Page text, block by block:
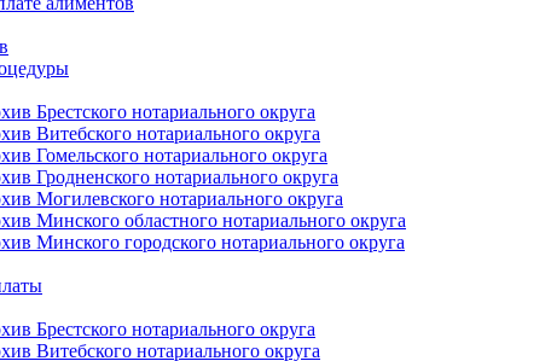
Брестского нотариального округа
Витебского нотариального округа
Гомельского нотариального округа
Гродненского нотариального округа
Могилевского нотариального округа
Минского областного нотариального округа
Минского городского нотариального округа
Брестского нотариального округа
Витебского нотариального округа